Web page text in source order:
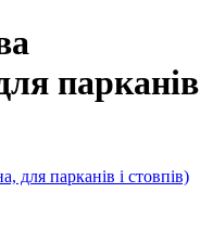
парканів